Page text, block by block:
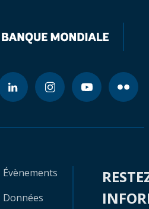
Évènements
Données